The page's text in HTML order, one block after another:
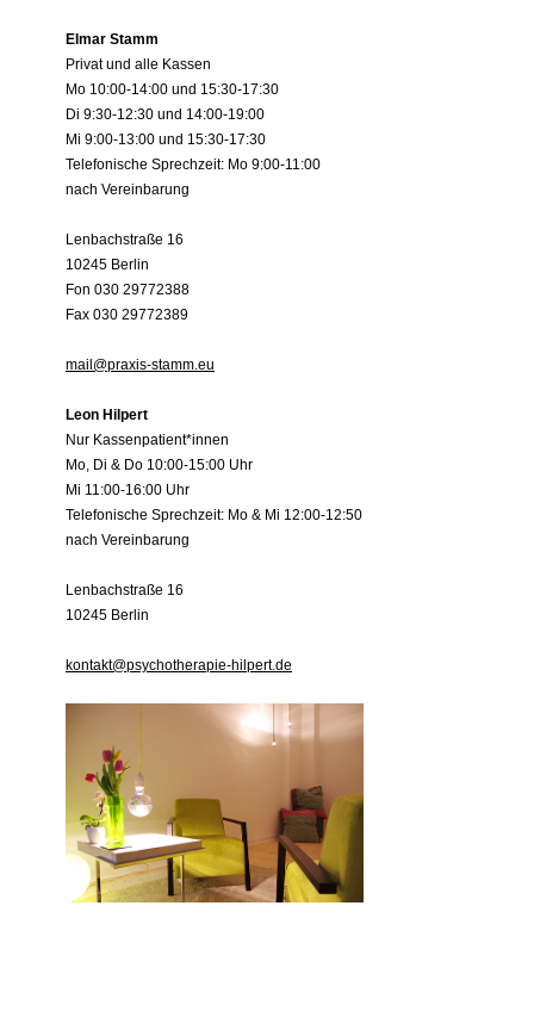
Elmar Stamm
Privat und alle Kassen
Mo 10:00-14:00 und 15:30-17:30
Di 9:30-12:30 und 14:00-19:00
Mi 9:00-13:00 und 15:30-17:30
Telefonische Sprechzeit: Mo 9:00-11:00
nach Vereinbarung
Lenbachstraße 16
10245 Berlin
Fon 030 29772388
Fax 030 29772389
mail@praxis-stamm.eu
Leon Hilpert
Nur Kassenpatient*innen
Mo, Di & Do 10:00-15:00 Uhr
Mi 11:00-16:00 Uhr
Telefonische Sprechzeit: Mo & Mi 12:00-12:50
nach Vereinbarung
Lenbachstraße 16
10245 Berlin
kontakt@psychotherapie-hilpert.de